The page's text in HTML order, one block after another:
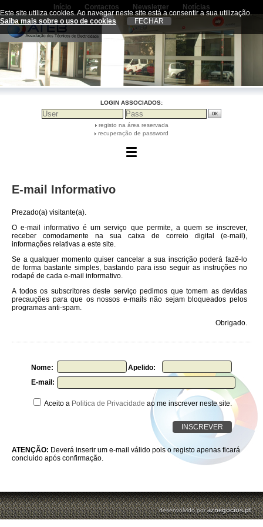
Início Contactos Newsletter Notícias
LOGIN ASSOCIADOS:
registo na área reservada
recuperação de password
E-mail Informativo
Prezado(a) visitante(a).
O e-mail informativo é um serviço que permite, a quem se inscrever,
receber comodamente na sua caixa de correio digital (e-mail),
informações relativas a este site.
Se a qualquer momento quiser cancelar a sua inscrição poderá fazê-lo
de forma bastante simples, bastando para isso seguir as instruções no
rodapé de cada e-mail informativo.
A todos os subscritores deste serviço pedimos que tomem as devidas
precauções para que os nossos e-mails não sejam bloqueados pelos
programas anti-spam.
Obrigado.
Nome:
Apelido:
E-mail:
Aceito a Politica de Privacidade ao me inscrever neste site.
ATENÇÃO: Deverá inserir um e-mail válido pois o registo apenas ficará
concluido após confirmação.
desenvolvido poraznegocios.pt
Este site utiliza cookies. Ao navegar neste site está a consentir a sua utilização.
Saiba mais sobre o uso de cookies
Termos de utilização|Política de privacidade|
Política de cookies|Resolução Alternativa de
Litígios|Livro de Reclamações On-line